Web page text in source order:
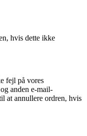
hvis dette ikke
fejl på vores
anden e-mail-
at annullere ordren, hvis